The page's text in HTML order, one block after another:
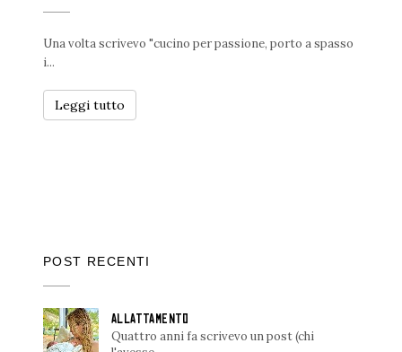
Una volta scrivevo "cucino per passione, porto a spasso
i...
Leggi tutto
POST RECENTI
ALLATTAMENTO
Quattro anni fa scrivevo un post (chi